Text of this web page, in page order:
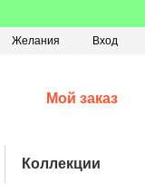
Желания Вход
Мой заказ
Коллекции